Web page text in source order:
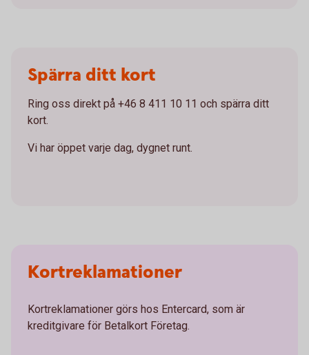
Spärra ditt kort
Ring oss direkt på +46 8 411 10 11 och spärra ditt
kort.
Vi har öppet varje dag, dygnet runt.
Kortreklamationer
Kortreklamationer görs hos Entercard, som är
kreditgivare för Betalkort Företag.